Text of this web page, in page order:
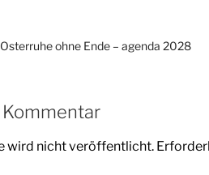
ohne Ende – agenda 2028
wird nicht veröffentlicht.